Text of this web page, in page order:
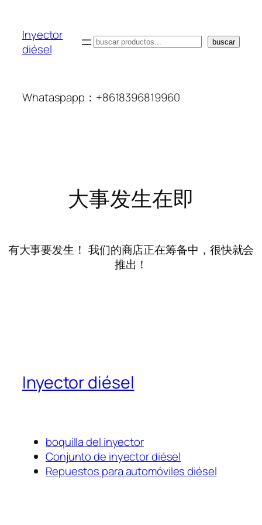
Inyector
diésel
搜
buscar
Whataspapp：+8618396819960
大事发生在即
有大事要发生！ 我们的商店正在筹备中，很快就会
推出！
Inyector diésel
boquilla del inyector
Conjunto de inyector diésel
Repuestos para automóviles diésel